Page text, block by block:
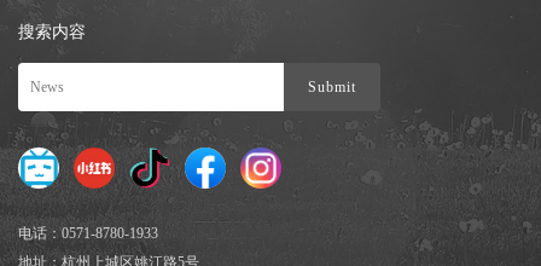
搜索内容
电话：0571-8780-1933
地址：杭州上城区姚江路5号